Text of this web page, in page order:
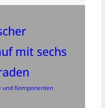
mit sechs
Komponenten